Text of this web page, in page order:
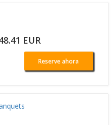
EUR
Reserve ahora